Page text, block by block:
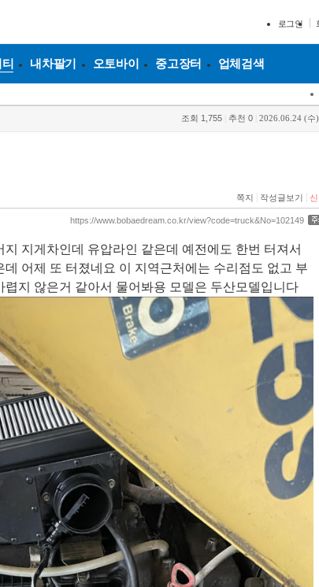
로그인
내차팔기 오토바이 중고장터 업체검색
조회 1,755 추천 0 2026.06.24 (수
쪽지 작성글보기
https://www.bobaedream.co.kr/view?code=truck&No=102149
지게차인데 유압라인 같은데 예전에도 한번 터져서
어제 또 터졌네요 이 지역근처에는 수리점도 없고 부
지 않은거 같아서 물어봐용 모델은 두산모델입니다